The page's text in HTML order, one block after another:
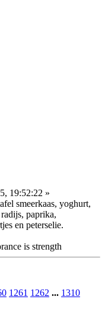
19:52:22 »
smeerkaas, yoghurt,
paprika,
en peterselie.
is strength
1261 1262 ... 1310